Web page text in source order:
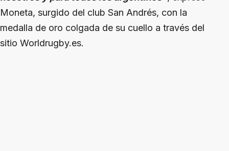
Moneta, surgido del club San Andrés, con la
medalla de oro colgada de su cuello a través del
sitio Worldrugby.es.